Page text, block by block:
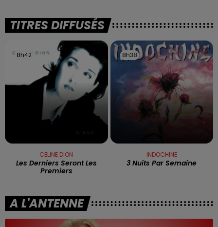
TITRES DIFFUSÉS
8h42
8h42
CELINE DION
Les Derniers Seront Les
Premiers
8h38
8h38
INDOCHINE
3 Nuits Par Semaine
A L'ANTENNE